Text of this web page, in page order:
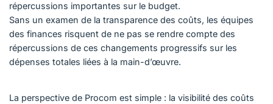
répercussions importantes sur le budget.
Sans un examen de la transparence des coûts, les équipes
des finances risquent de ne pas se rendre compte des
répercussions de ces changements progressifs sur les
dépenses totales liées à la main-d’œuvre.
La perspective de Procom est simple : la visibilité des coûts